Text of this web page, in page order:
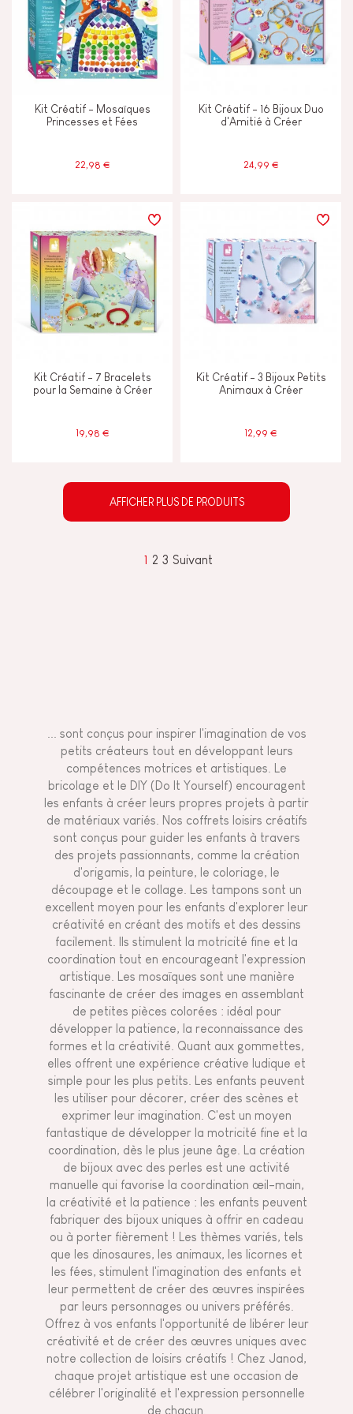
Kit Créatif - Mosaïques
Princesses et Fées
22,98 €
Kit Créatif - 16 Bijoux Duo
d'Amitié à Créer
24,99 €
Kit Créatif - 7 Bracelets
pour la Semaine à Créer
19,98 €
Kit Créatif - 3 Bijoux Petits
Animaux à Créer
12,99 €
AFFICHER PLUS DE PRODUITS
1 2 3 Suivant
... sont conçus pour inspirer l'imagination de vos
petits créateurs tout en développant leurs
compétences motrices et artistiques. Le
bricolage et le DIY (Do It Yourself) encouragent
les enfants à créer leurs propres projets à partir
de matériaux variés. Nos coffrets loisirs créatifs
sont conçus pour guider les enfants à travers
des projets passionnants, comme la création
d'origamis, la peinture, le coloriage, le
découpage et le collage. Les tampons sont un
excellent moyen pour les enfants d'explorer leur
créativité en créant des motifs et des dessins
facilement. Ils stimulent la motricité fine et la
coordination tout en encourageant l'expression
artistique. Les mosaïques sont une manière
fascinante de créer des images en assemblant
de petites pièces colorées : idéal pour
développer la patience, la reconnaissance des
formes et la créativité. Quant aux gommettes,
elles offrent une expérience créative ludique et
simple pour les plus petits. Les enfants peuvent
les utiliser pour décorer, créer des scènes et
exprimer leur imagination. C'est un moyen
fantastique de développer la motricité fine et la
coordination, dès le plus jeune âge. La création
de bijoux avec des perles est une activité
manuelle qui favorise la coordination œil-main,
la créativité et la patience : les enfants peuvent
fabriquer des bijoux uniques à offrir en cadeau
ou à porter fièrement ! Les thèmes variés, tels
que les dinosaures, les animaux, les licornes et
les fées, stimulent l'imagination des enfants et
leur permettent de créer des œuvres inspirées
par leurs personnages ou univers préférés.
Offrez à vos enfants l'opportunité de libérer leur
créativité et de créer des œuvres uniques avec
notre collection de loisirs créatifs ! Chez Janod,
chaque projet artistique est une occasion de
célébrer l'originalité et l'expression personnelle
de chacun.